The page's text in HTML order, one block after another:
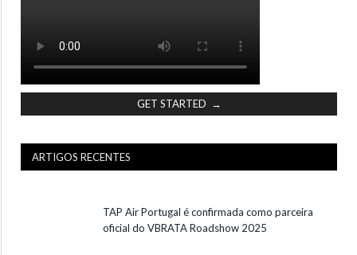
GET STARTED →
ARTIGOS RECENTES
TAP Air Portugal é confirmada como parceira
oficial do VBRATA Roadshow 2025